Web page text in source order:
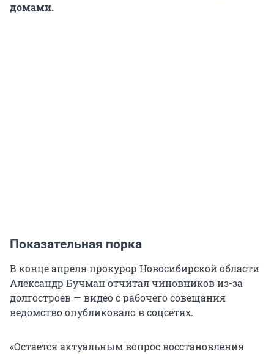
домами.
Показательная порка
В конце апреля прокурор Новосибирской области
Александр Бучман отчитал чиновников из-за
долгостроев — видео с рабочего совещания
ведомство опубликовало в соцсетях.
«Остается актуальным вопрос восстановления